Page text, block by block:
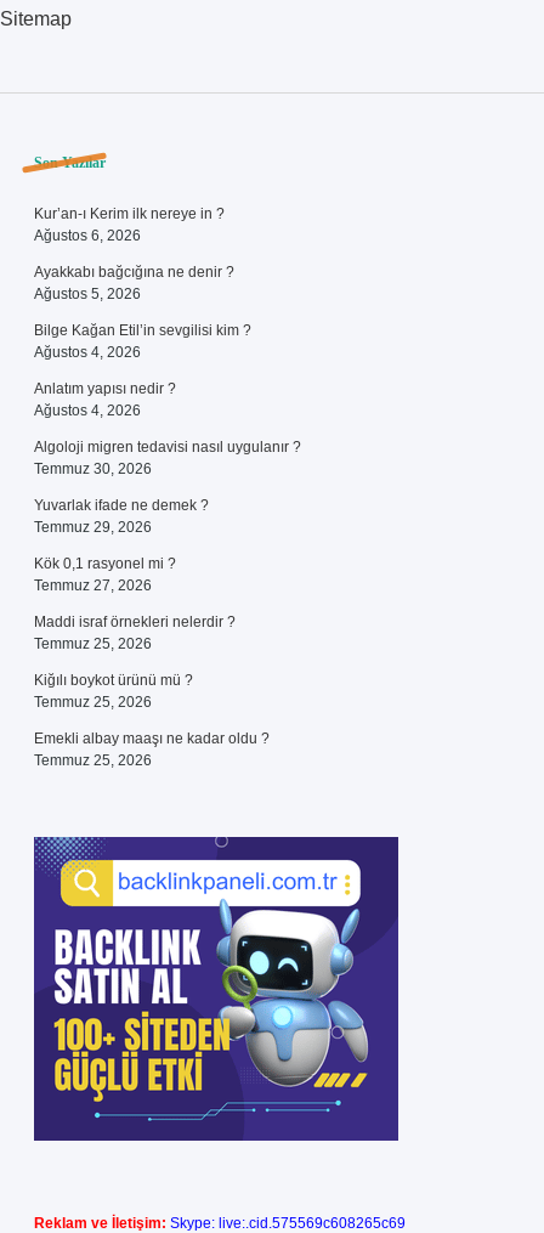
Sitemap
Sidebar
Son Yazılar
Kur’an-ı Kerim ilk nereye in ?
Ağustos 6, 2026
Ayakkabı bağcığına ne denir ?
Ağustos 5, 2026
Bilge Kağan Etil’in sevgilisi kim ?
Ağustos 4, 2026
Anlatım yapısı nedir ?
Ağustos 4, 2026
Algoloji migren tedavisi nasıl uygulanır ?
Temmuz 30, 2026
Yuvarlak ifade ne demek ?
Temmuz 29, 2026
Kök 0,1 rasyonel mi ?
Temmuz 27, 2026
Maddi israf örnekleri nelerdir ?
Temmuz 25, 2026
Kiğılı boykot ürünü mü ?
Temmuz 25, 2026
Emekli albay maaşı ne kadar oldu ?
Temmuz 25, 2026
Reklam ve İletişim: Skype: live:.cid.575569c608265c69